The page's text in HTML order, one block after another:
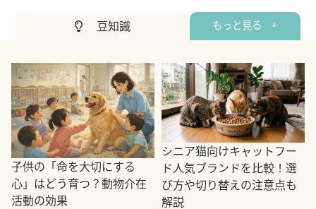
豆知識 もっと見る +
子供の「命を大切にする
心」はどう育つ？動物介在
活動の効果
シニア猫向けキャットフー
ド人気ブランドを比較！選
び方や切り替えの注意点も
解説